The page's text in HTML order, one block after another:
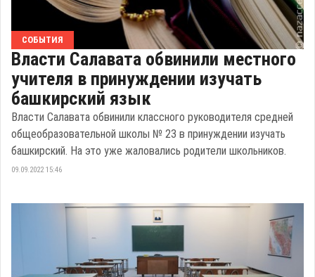
СОБЫТИЯ
Власти Салавата обвинили местного
учителя в принуждении изучать
башкирский язык
Власти Салавата обвинили классного руководителя средней
общеобразовательной школы № 23 в принуждении изучать
башкирский. На это уже жаловались родители школьников.
09.09.2022 15:46